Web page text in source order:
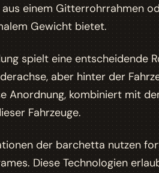
einem Gitterrohrrahmen
Gewicht bietet.
spielt eine entscheidende
aber hinter der
Anordnung, kombiniert mit
Fahrzeuge.
der barchetta nutzen
Diese Technologien